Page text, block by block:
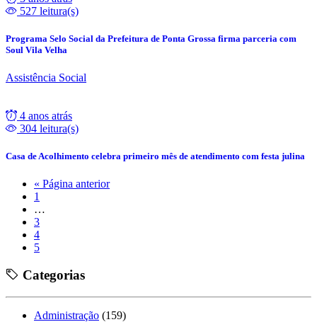
527 leitura(s)
Programa Selo Social da Prefeitura de Ponta Grossa firma parceria com
Soul Vila Velha
Assistência Social
4 anos atrás
304 leitura(s)
Casa de Acolhimento celebra primeiro mês de atendimento com festa julina
« Página anterior
1
…
3
4
5
Categorias
Administração (159)